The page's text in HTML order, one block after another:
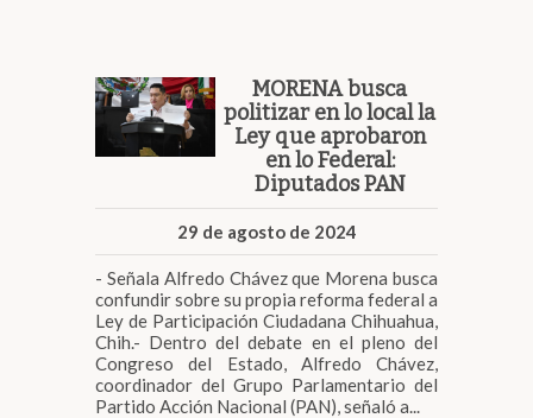
MORENA busca
politizar en lo local la
Ley que aprobaron
en lo Federal:
Diputados PAN
29 de agosto de 2024
- Señala Alfredo Chávez que Morena busca
confundir sobre su propia reforma federal a
Ley de Participación Ciudadana Chihuahua,
Chih.- Dentro del debate en el pleno del
Congreso del Estado, Alfredo Chávez,
coordinador del Grupo Parlamentario del
Partido Acción Nacional (PAN), señaló a...